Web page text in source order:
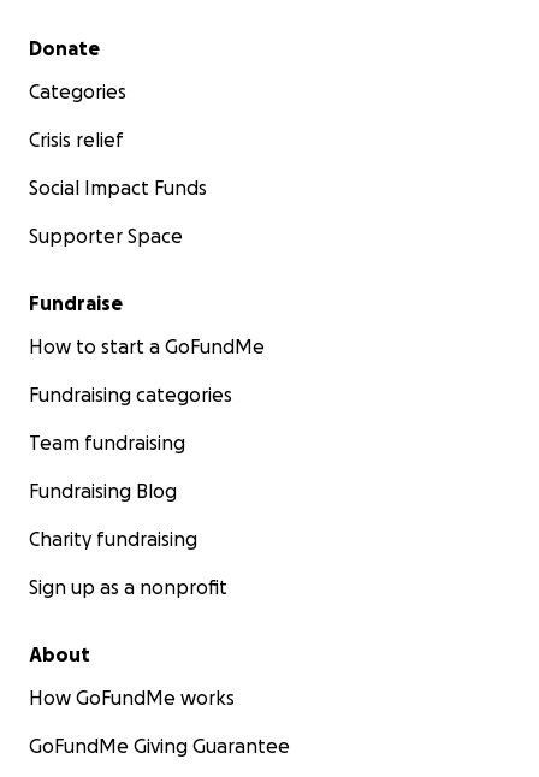
Secondary menu
Donate
Categories
Crisis relief
Social Impact Funds
Supporter Space
Fundraise
How to start a GoFundMe
Fundraising categories
Team fundraising
Fundraising Blog
Charity fundraising
Sign up as a nonprofit
About
How GoFundMe works
GoFundMe Giving Guarantee